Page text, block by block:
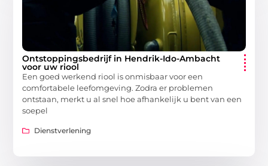
Ontstoppingsbedrijf in Hendrik-Ido-Ambacht
voor uw riool
Een goed werkend riool is onmisbaar voor een
comfortabele leefomgeving. Zodra er problemen
ontstaan, merkt u al snel hoe afhankelijk u bent van een
soepel
Dienstverlening